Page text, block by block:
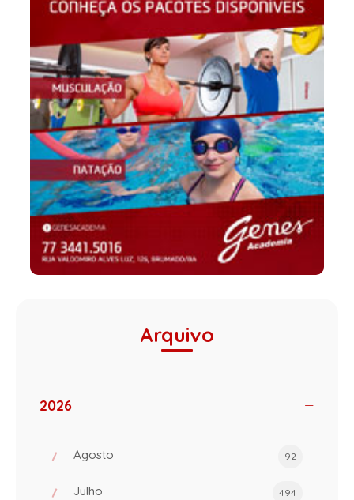
Arquivo
2026
Agosto 92
Julho 494